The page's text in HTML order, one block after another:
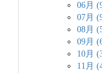
06月
07月
08月
09月
10月
11月